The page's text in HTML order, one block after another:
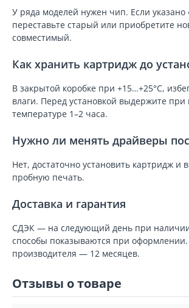
У ряда моделей нужен чип. Если указано
переставьте старый или приобретите
совместимый.
Как хранить картридж до
В закрытой коробке при +15…+25°C,
влаги. Перед установкой выдержите при
температуре 1–2 часа.
Нужно ли менять драйверы
Нет, достаточно установить картридж и
пробную печать.
Доставка и гарантия
СДЭК — на следующий день при
способы показываются при оформлении.
производителя — 12 месяцев.
Отзывы о товаре